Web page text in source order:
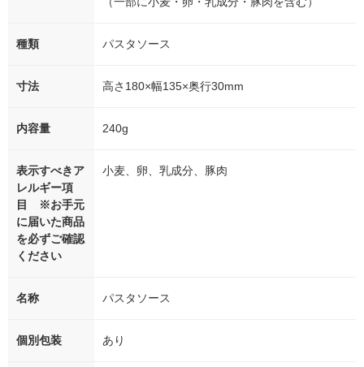
種類 パスタソース
寸法 高さ180×幅135×奥行30mm
内容量 240g
表示すべきア
レルギー項
目 ※お手元
に届いた商品
を必ずご確認
ください
小麦、卵、乳成分、豚肉
名称 パスタソース
個別包装 あり